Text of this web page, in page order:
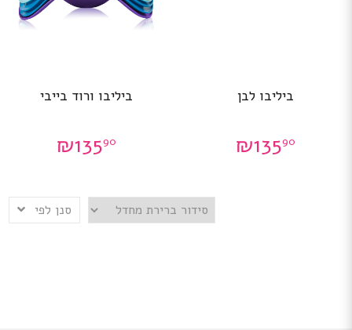
ביליבו לבן
₪13590
ביליבו ורוד בייבי
₪13590
סנן לפי